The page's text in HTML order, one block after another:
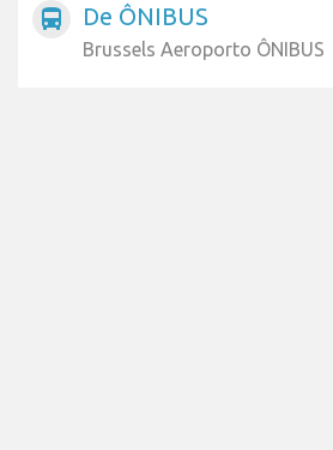
directions_bus De ÔNIBUS
Brussels Aeroporto ÔNIBUS